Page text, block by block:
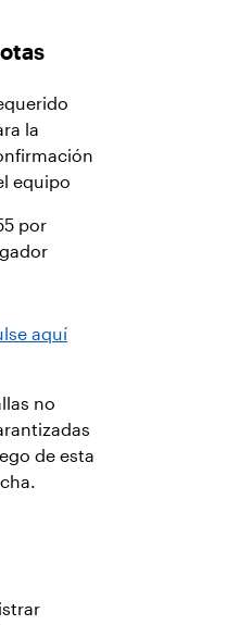
la
equipo
por
aquí
no
de esta